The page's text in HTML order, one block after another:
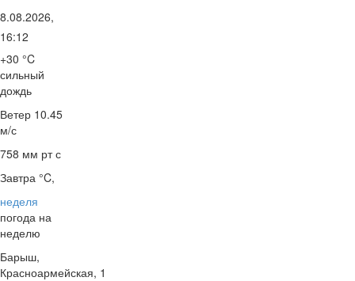
8.08.2026,
16:12
+30 °C
сильный
дождь
Ветер 10.45
м/с
758 мм рт с
Завтра °C,
неделя
погода на
неделю
Барыш,
Красноармейская, 1